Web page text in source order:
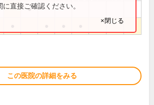
●
直接ご確認ください。
×閉じる
この医院の詳細をみる